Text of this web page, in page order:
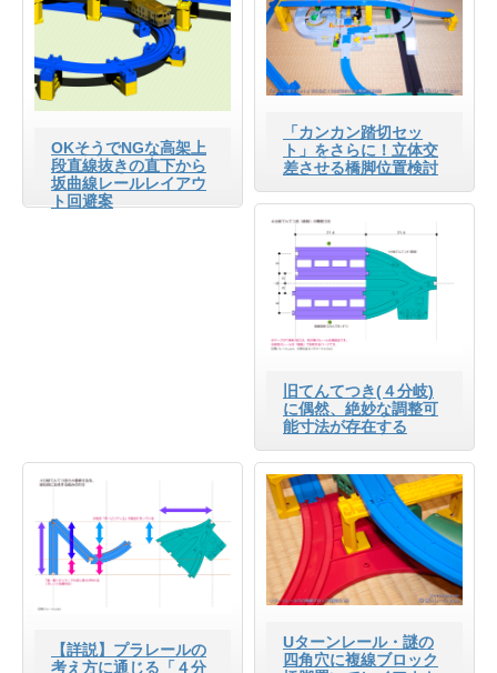
OKそうでNGな高架上
段直線抜きの直下から
坂曲線レールレイアウ
ト回避案
「カンカン踏切セッ
ト」をさらに！立体交
差させる橋脚位置検討
旧てんてつき(４分岐)
に偶然、絶妙な調整可
能寸法が存在する
【詳説】プラレールの
考え方に通じる「４分
Uターンレール・謎の
四角穴に複線ブロック